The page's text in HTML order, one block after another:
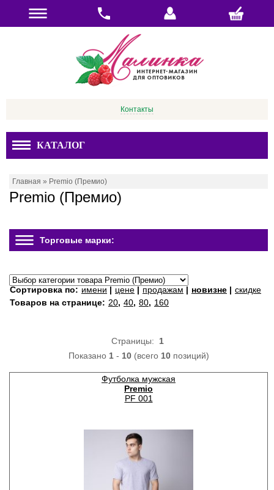
Контакты
КАТАЛОГ
Главная » Premio (Премио)
Premio (Премио)
Торговые марки:
Сортировка по: имени | цене | продажам | новизне | скидке
Товаров на странице: 20, 40, 80, 160
Страницы: 1
Показано 1- 10(всего 10позиций)
Футболка мужская
Premio
PF 001